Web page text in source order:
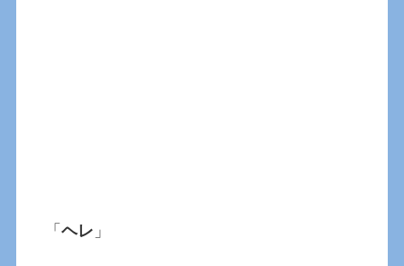
「ヘレ 」